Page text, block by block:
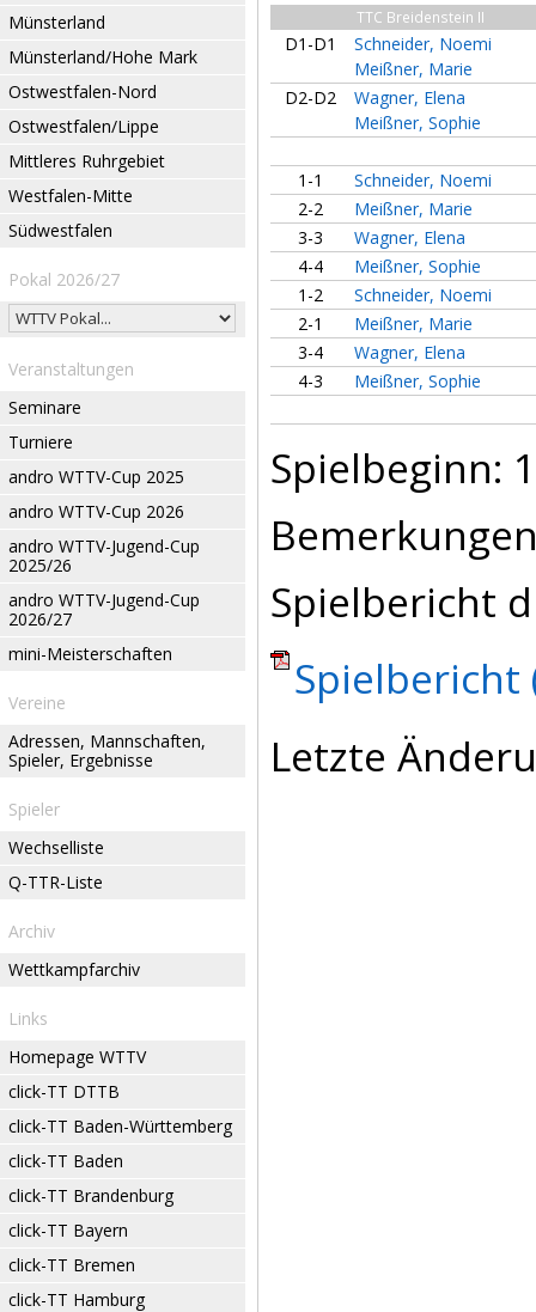
Münsterland
Münsterland/Hohe Mark
Ostwestfalen-Nord
Ostwestfalen/Lippe
Mittleres Ruhrgebiet
Westfalen-Mitte
Südwestfalen
Pokal 2026/27
Veranstaltungen
Seminare
Turniere
andro WTTV-Cup 2025
andro WTTV-Cup 2026
andro WTTV-Jugend-Cup
2025/26
andro WTTV-Jugend-Cup
2026/27
mini-Meisterschaften
Vereine
Adressen, Mannschaften,
Spieler, Ergebnisse
Spieler
Wechselliste
Q-TTR-Liste
Archiv
Wettkampfarchiv
Links
Homepage WTTV
click-TT DTTB
click-TT Baden-Württemberg
click-TT Baden
click-TT Brandenburg
click-TT Bayern
click-TT Bremen
click-TT Hamburg
TTC Breidenstein II
D1-D1
Schneider, Noemi
Meißner, Marie
D2-D2
Wagner, Elena
Meißner, Sophie
1-1
Schneider, Noemi
2-2
Meißner, Marie
3-3
Wagner, Elena
4-4
Meißner, Sophie
1-2
Schneider, Noemi
2-1
Meißner, Marie
3-4
Wagner, Elena
4-3
Meißner, Sophie
Spielbeginn:
Spielbericht
Spielbericht
Letzte